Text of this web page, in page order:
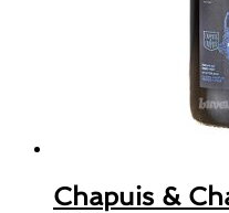
Chapuis &